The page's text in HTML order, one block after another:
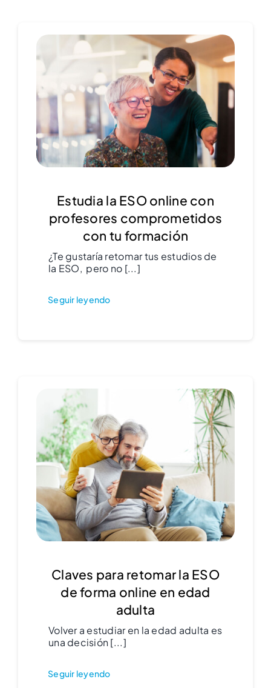
Estudia la ESO online con
profesores comprometidos
con tu formación
¿Te gustaría retomar tus estudios de
la ESO, pero no [...]
Seguir leyendo
Claves para retomar la ESO
de forma online en edad
adulta
Volver a estudiar en la edad adulta es
una decisión [...]
Seguir leyendo